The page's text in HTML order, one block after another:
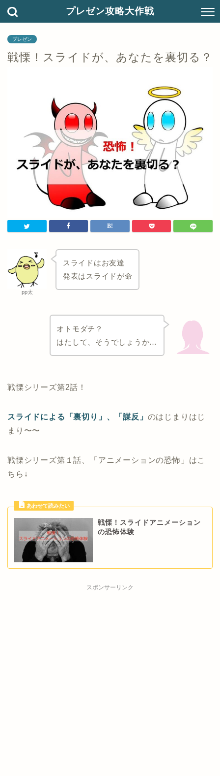
プレゼン攻略大作戦
プレゼン
戦慄！スライドが、あなたを裏切る？
pp太
スライドはお友達
発表はスライドが命
オトモダチ？
はたして、そうでしょうか…
戦慄シリーズ第2話！
スライドによる「裏切り」、「謀反」 のはじまりはじ
まり〜〜
戦慄シリーズ第１話、「アニメーションの恐怖」はこ
ちら↓
戦慄！スライドアニメーション
の恐怖体験
スポンサーリンク